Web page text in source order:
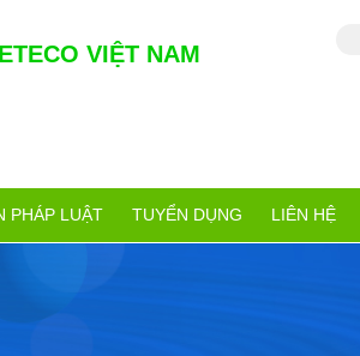
VIỆT NAM
PHÁP LUẬT TUYỂN DỤNG LIÊN HỆ